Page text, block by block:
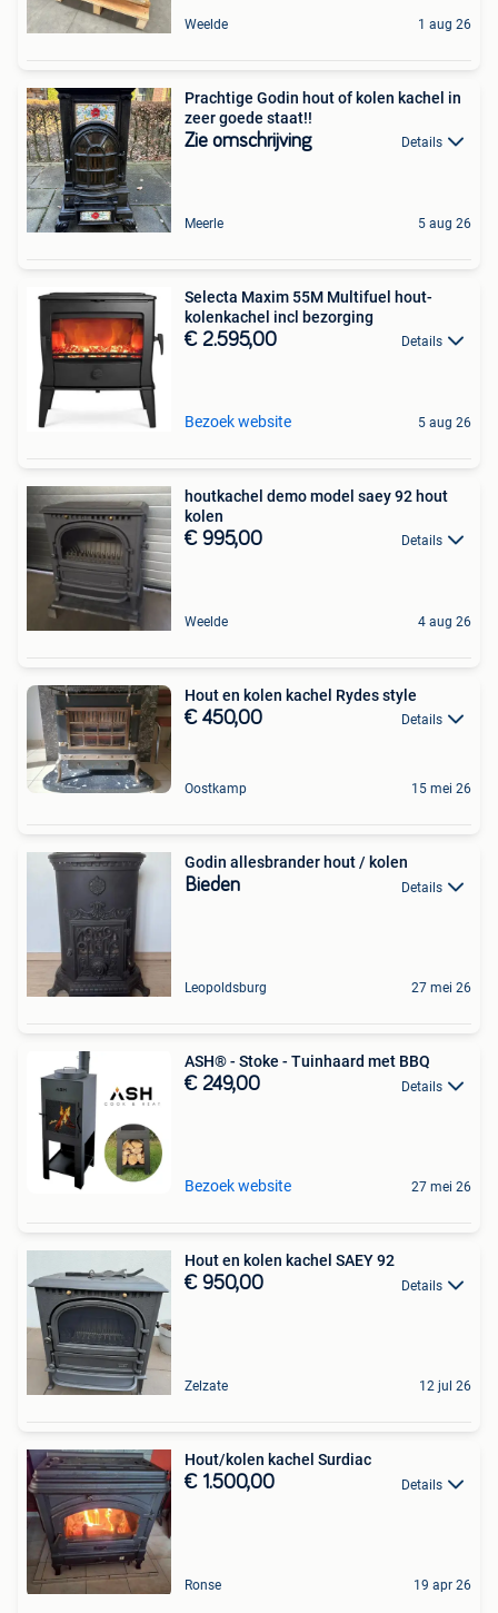
Weelde 1 aug 26
Prachtige Godin hout of kolen kachel in
zeer goede staat!!
Zie omschrijving Details
Meerle 5 aug 26
Selecta Maxim 55M Multifuel hout-
kolenkachel incl bezorging
€ 2.595,00 Details
Bezoek website 5 aug 26
houtkachel demo model saey 92 hout
kolen
€ 995,00 Details
Weelde 4 aug 26
Hout en kolen kachel Rydes style
€ 450,00 Details
Oostkamp 15 mei 26
Godin allesbrander hout / kolen
Bieden Details
Leopoldsburg 27 mei 26
ASH® - Stoke - Tuinhaard met BBQ
€ 249,00 Details
Bezoek website 27 mei 26
Hout en kolen kachel SAEY 92
€ 950,00 Details
Zelzate 12 jul 26
Hout/kolen kachel Surdiac
€ 1.500,00 Details
Ronse 19 apr 26